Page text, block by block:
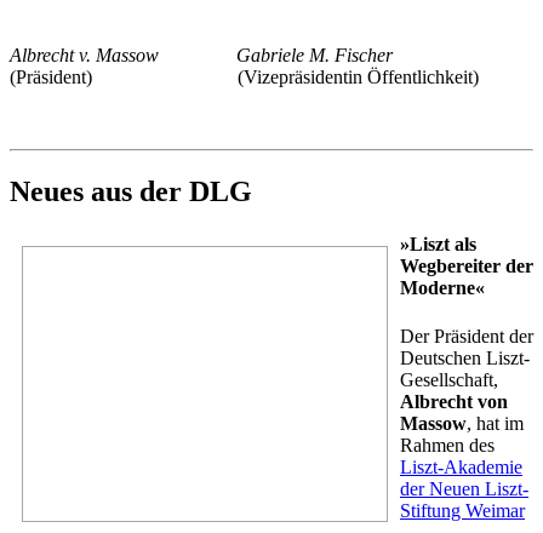
Albrecht v. Massow Gabriele M. Fischer
(Präsident) (Vizepräsidentin Öffentlichkeit)
Neues aus der DLG
»Liszt als
Wegbereiter der
Moderne«
Der Präsident der
Deutschen Liszt-
Gesellschaft,
Albrecht von
Massow, hat im
Rahmen des
Liszt-Akademie
der Neuen Liszt-
Stiftung Weimar